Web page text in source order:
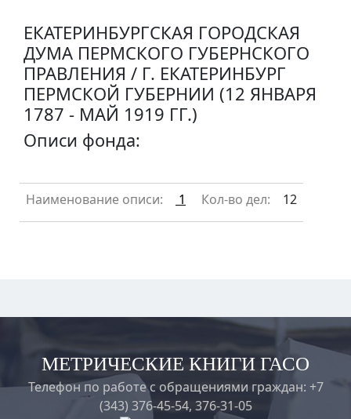
ЕКАТЕРИНБУРГСКАЯ ГОРОДСКАЯ
ДУМА ПЕРМСКОГО ГУБЕРНСКОГО
ПРАВЛЕНИЯ / Г. ЕКАТЕРИНБУРГ
ПЕРМСКОЙ ГУБЕРНИИ (12 ЯНВАРЯ
1787 - МАЙ 1919 ГГ.)
Описи фонда:
Наименование описи: 1 Кол-во дел: 12
МЕТРИЧЕСКИЕ КНИГИ ГАСО
Телефон по работе с обращениями граждан: +7
(343) 376-45-54, 376-31-05